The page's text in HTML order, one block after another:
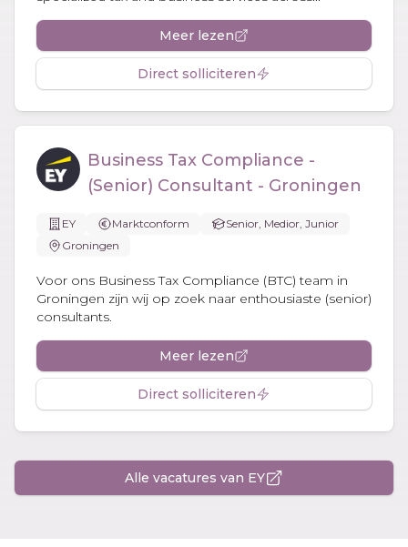
Meer lezen
Direct solliciteren
Business Tax Compliance -
(Senior) Consultant - Groningen
EY Marktconform
Senior, Medior, Junior
Groningen
Voor ons Business Tax Compliance (BTC) team in
Groningen zijn wij op zoek naar enthousiaste (senior)
consultants.
Meer lezen
Direct solliciteren
Alle vacatures van EY